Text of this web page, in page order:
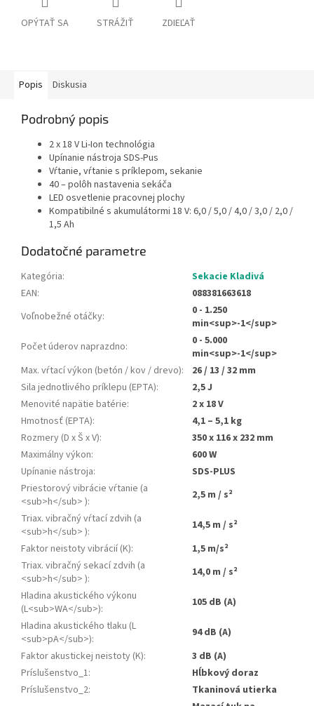
OPÝTAŤ SA STRÁŽIŤ ZDIEĽAŤ
Popis Diskusia
Podrobný popis
2 x 18 V Li-Ion technológia
Upínanie nástroja SDS-Pus
Vŕtanie, vŕtanie s príklepom, sekanie
40 – polôh nastavenia sekáča
LED osvetlenie pracovnej plochy
Kompatibilné s akumulátormi 18 V: 6,0 / 5,0 / 4,0 / 3,0 / 2,0 /
1,5 Ah
Dodatočné parametre
Kategória:
Sekacie Kladivá
EAN:
088381663618
Voľnobežné otáčky:
0 - 1.250
min<sup>-1</sup>
Počet úderov naprazdno:
0 - 5.000
min<sup>-1</sup>
Max. vŕtací výkon (betón / kov / drevo):
26 / 13 / 32 mm
Sila jednotlivého príklepu (EPTA):
2,5 J
Menovité napätie batérie:
2 x 18 V
Hmotnosť (EPTA):
4,1 – 5,1 kg
Rozmery (D x Š x V):
350 x 116 x 232 mm
Maximálny výkon:
600 W
Upínanie nástroja:
SDS-PLUS
Priestorový vibrácie vŕtanie (a
<sub>h</sub> ):
2,5 m / s²
Triax. vibračný vŕtací zdvih (a
<sub>h</sub> ):
14,5 m / s²
Faktor neistoty vibrácií (K):
1,5 m/s²
Triax. vibračný sekací zdvih (a
<sub>h</sub> ):
14,0 m / s²
Hladina akustického výkonu
(L<sub>WA</sub>):
105 dB (A)
Hladina akustického tlaku (L
<sub>pA</sub>):
94 dB (A)
Faktor akustickej neistoty (K):
3 dB (A)
Príslušenstvo_1:
Hĺbkový doraz
Príslušenstvo_2:
Tkaninová utierka